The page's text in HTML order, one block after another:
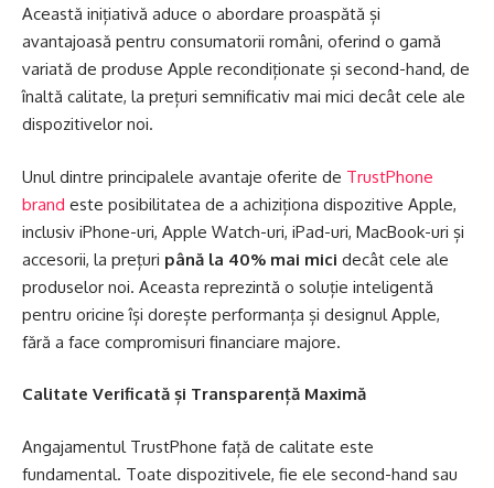
Această inițiativă aduce o abordare proaspătă și
avantajoasă pentru consumatorii români, oferind o gamă
variată de produse Apple recondiționate și second-hand, de
înaltă calitate, la prețuri semnificativ mai mici decât cele ale
dispozitivelor noi.
Unul dintre principalele avantaje oferite de TrustPhone
brand este posibilitatea de a achiziționa dispozitive Apple,
inclusiv iPhone-uri, Apple Watch-uri, iPad-uri, MacBook-uri și
accesorii, la prețuri până la 40% mai mici decât cele ale
produselor noi. Aceasta reprezintă o soluție inteligentă
pentru oricine își dorește performanța și designul Apple,
fără a face compromisuri financiare majore.
Calitate Verificată și Transparență Maximă
Angajamentul TrustPhone față de calitate este
fundamental. Toate dispozitivele, fie ele second-hand sau